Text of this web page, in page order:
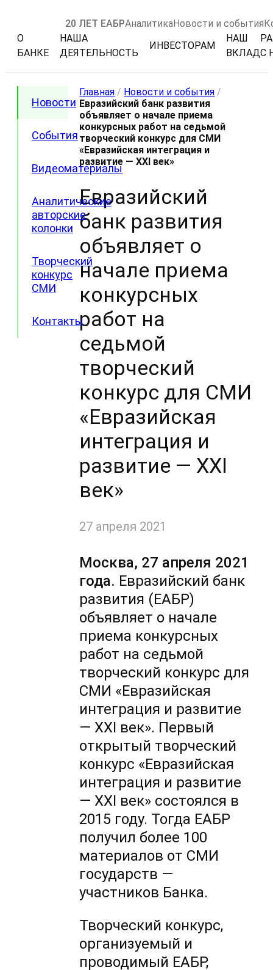
20 ЛЕТ ЕАБРАналитикаНовости и события
О
БАНКЕ
НАША
ДЕЯТЕЛЬНОСТЬ
ИНВЕСТОРАМ
НАШ
ВКЛАДС
Новости
События
Видеоматериалы
Аналитические
авторские
колонки
Творческий
конкурс
СМИ
Контакты
Главная / Новости и события /
Евразийский банк развития
объявляет о начале приема
конкурсных работ на седьмой
творческий конкурс для СМИ
«Евразийская интеграция и
развитие — XXI век»
Евразийский
банк развития
объявляет о
начале приема
конкурсных
работ на
седьмой
творческий
конкурс для СМИ
«Евразийская
интеграция и
развитие — XXI
век»
27 апреля 2021
Москва, 27 апреля 2021
года. Евразийский банк
развития (ЕАБР)
объявляет о начале
приема конкурсных
работ на седьмой
творческий конкурс для
СМИ «Евразийская
интеграция и развитие
— XXI век». Первый
открытый творческий
конкурс «Евразийская
интеграция и развитие
— XXI век» состоялся в
2015 году. Тогда ЕАБР
получил более 100
материалов от СМИ
государств —
участников Банка.
Творческий конкурс,
организуемый и
проводимый ЕАБР,